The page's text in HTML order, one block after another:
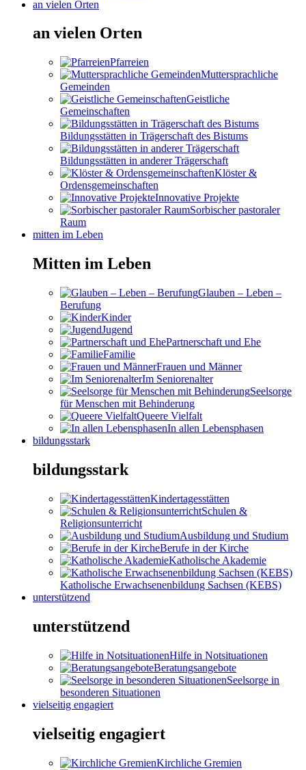
an vielen Orten
an vielen Orten
Pfarreien
Muttersprachliche
Gemeinden
Geistliche
Gemeinschaften
Bildungsstätten in Trägerschaft des Bistums
Bildungsstätten in anderer Trägerschaft
Klöster &
Ordensgemeinschaften
Innovative Projekte
Sorbischer pastoraler
Raum
mitten im Leben
Mitten im Leben
Glauben – Leben –
Berufung
Kinder
Jugend
Partnerschaft und Ehe
Familie
Frauen und Männer
Im Seniorenalter
Seelsorge
für Menschen mit Behinderung
Queere Vielfalt
In allen Lebensphasen
bildungsstark
bildungsstark
Kindertagesstätten
Schulen &
Religionsunterricht
Ausbildung und Studium
Berufe in der Kirche
Katholische Akademie
Katholische Erwachsenenbildung Sachsen (KEBS)
unterstützend
unterstützend
Hilfe in Notsituationen
Beratungsangebote
Seelsorge in
besonderen Situationen
vielseitig engagiert
vielseitig engagiert
Kirchliche Gremien